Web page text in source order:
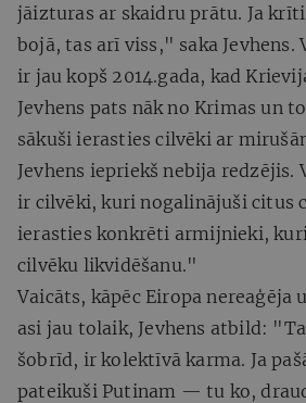
jāizturas ar skaidru prātu. Ja
bojā, tas arī viss," saka Jevhens.
ir jau kopš 2014.gada, kad
Jevhens pats nāk no Krimas un
sākuši ierasties cilvēki ar
Jevhens iepriekš nebija
ir cilvēki, kuri nogalinājuši citus
ierasties konkrēti armijnieki,
cilvēku likvidēšanu."
Vaicāts, kāpēc Eiropa nereaģēja
asi jau tolaik, Jevhens atbild:
šobrīd, ir kolektīvā karma. Ja
pateikuši Putinam — tu ko,